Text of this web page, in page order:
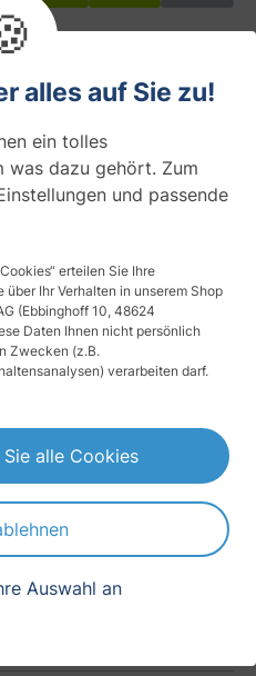
Glasdekorfolie
im
einer geätzten oder
alles auf Sie zu!
ein tolles
was dazu gehört. Zum
und passende
erteilen Sie Ihre
Ihr Verhalten in unserem Shop
(Ebbinghoff 10, 48624
Daten Ihnen nicht persönlich
Zwecken (z.B.
verarbeiten darf.
alle Cookies
Auswahl an